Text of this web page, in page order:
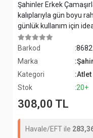
Şahinler Erkek
kalıplarıyla gün boyu
günlük kullanım için
Barkod
Marka
Kategori
:Atlet
Stok
:20+
308,00 TL
Havale/EFT ile